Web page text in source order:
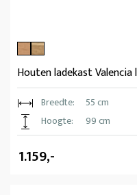
Houten ladekast Valencia
Breedte:
55 cm
Hoogte:
99 cm
1.159,-